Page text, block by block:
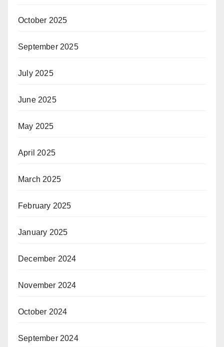
October 2025
September 2025
July 2025
June 2025
May 2025
April 2025
March 2025
February 2025
January 2025
December 2024
November 2024
October 2024
September 2024